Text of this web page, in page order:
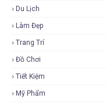
Du Lịch
Làm Đẹp
Trang Trí
Đồ Chơi
Tiết Kiệm
Mỹ Phẩm